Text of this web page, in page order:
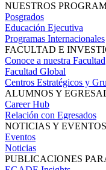
NUESTROS
Posgrados
Educación Ejecutiva
Programas Internacionales
FACULTAD E
Conoce a nuestra Facultad
Facultad Global
Centros Estratégicos y
ALUMNOS Y
Career Hub
Relación con Egresados
NOTICIAS Y EVENTOS
Eventos
Noticias
PUBLICACIONES